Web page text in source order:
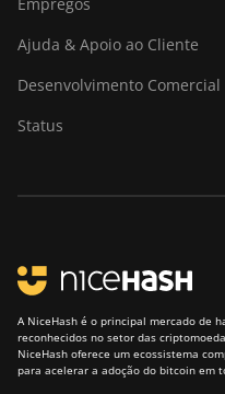
Ajuda & Apoio ao Cliente
Desenvolvimento Comercial
Status
A NiceHash é o principal mercado de
reconhecidos no setor das
NiceHash oferece um ecossistema
para acelerar a adoção do bitcoin em